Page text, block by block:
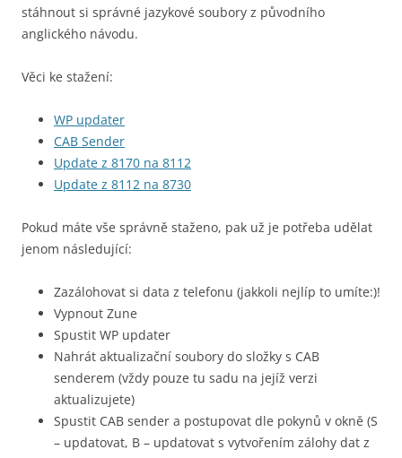
stáhnout si správné jazykové soubory z původního
anglického návodu.
Věci ke stažení:
WP updater
CAB Sender
Update z 8170 na 8112
Update z 8112 na 8730
Pokud máte vše správně staženo, pak už je potřeba udělat
jenom následující:
Zazálohovat si data z telefonu (jakkoli nejlíp to umíte:)!
Vypnout Zune
Spustit WP updater
Nahrát aktualizační soubory do složky s CAB
senderem (vždy pouze tu sadu na jejíž verzi
aktualizujete)
Spustit CAB sender a postupovat dle pokynů v okně (S
– updatovat, B – updatovat s vytvořením zálohy dat z